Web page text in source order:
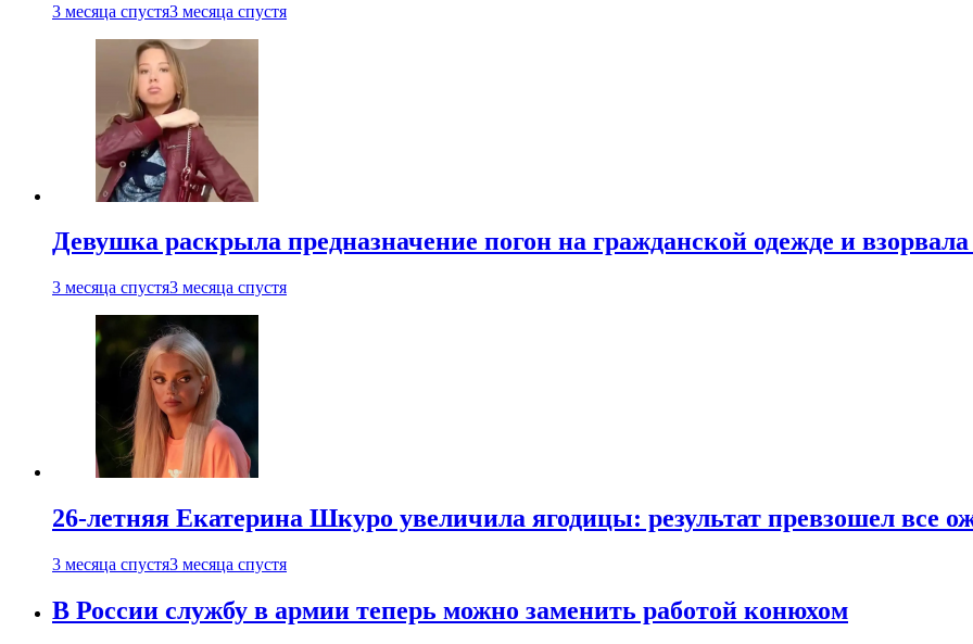
3 месяца спустя3 месяца спустя
Девушка раскрыла предназначение погон на гражданской одежде и взорвала
3 месяца спустя3 месяца спустя
26-летняя Екатерина Шкуро увеличила ягодицы: результат превзошел все
3 месяца спустя3 месяца спустя
В России службу в армии теперь можно заменить работой конюхом